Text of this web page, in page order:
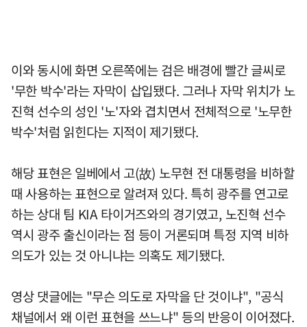
이와 동시에 화면 오른쪽에는 검은 배경에 빨간 글씨로
'무한 박수'라는 자막이 삽입됐다. 그러나 자막 위치가 노
진혁 선수의 성인 '노'자와 겹치면서 전체적으로 '노무한
박수'처럼 읽힌다는 지적이 제기됐다.
해당 표현은 일베에서 고(故) 노무현 전 대통령을 비하할
때 사용하는 표현으로 알려져 있다. 특히 광주를 연고로
하는 상대 팀 KIA 타이거즈와의 경기였고, 노진혁 선수
역시 광주 출신이라는 점 등이 거론되며 특정 지역 비하
의도가 있는 것 아니냐는 의혹도 제기됐다.
영상 댓글에는 "무슨 의도로 자막을 단 것이냐", "공식
채널에서 왜 이런 표현을 쓰느냐" 등의 반응이 이어졌다.